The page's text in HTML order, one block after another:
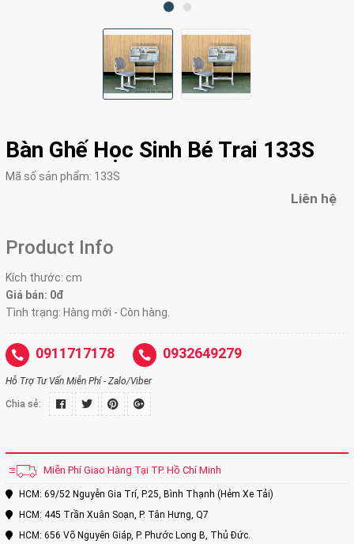
Bàn Ghế Học Sinh Bé Trai 133S
Mã số sản phẩm: 133S
Liên hệ
Product Info
Kích thước: cm
Giá bán: 0đ
Tình trạng: Hàng mới - Còn hàng.
0911717178 0932649279
Hỗ Trợ Tư Vấn Miễn Phí - Zalo/Viber
Chia sẻ:
Miễn Phí Giao Hàng Tại TP. Hồ Chí Minh
HCM: 69/52 Nguyễn Gia Trí, P.25, Bình Thạnh (Hẻm Xe Tải)
HCM: 445 Trần Xuân Soạn, P. Tân Hưng, Q7
HCM: 656 Võ Nguyên Giáp, P. Phước Long B, Thủ Đức.